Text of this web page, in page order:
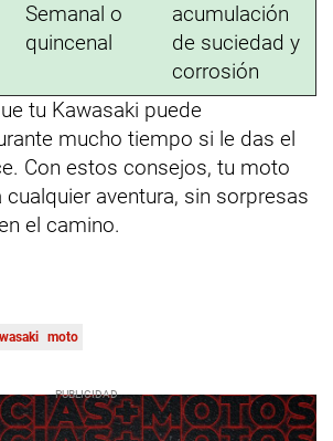
Semanal o
quincenal
acumulación
de suciedad y
corrosión
tu Kawasaki puede
mucho tiempo si le das el
Con estos consejos, tu moto
aventura, sin sorpresas
el camino.
moto